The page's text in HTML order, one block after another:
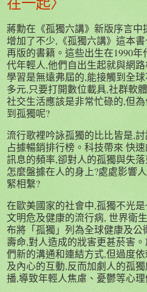
蔣勳在《孤獨六講》新版序言
增加了不少,《孤獨六講》這本
再版的書籍。這些出生在1990
代年輕人,他們自出生起就與網
學習是無遠弗屆的,能接觸到全
多元,只要打開數位載具,社群軟
社交生活應該是非常忙碌的,但
到孤獨呢?
流行歌裡吟詠孤獨的比比皆是,
占據暢銷排行榜。科技帶來 快
訊息的頻率,卻對人的孤獨與失
怎麼盤據在人的身上?處處影響
緊相繫?
在歐美國家的社會中,孤獨不光
文明危及健康的流行病, 世界衛
布將「孤獨」列為全球健康及
壽命,對人造成的戕害更甚菸害
們新的溝通和連結方式,但過度
及內心的互動,反而加劇人的孤
播,導致年輕人焦慮、憂鬱等心理